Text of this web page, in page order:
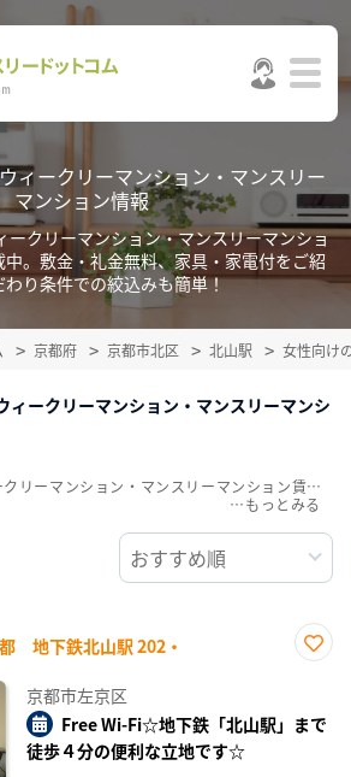
ィークリーマンション・マンスリー
マンション情報
ークリーマンション・マンスリーマンショ
。敷金・礼金無料、家具・家電付をご紹
わり条件での絞込みも簡単！
京都府 京都市北区 北山駅 女性向け
ィークリーマンション・マンスリーマンシ
地下鉄北山駅 202・
録
京都市左京区
Free Wi-Fi☆地下鉄「北山駅」まで
徒歩４分の便利な立地です☆
北山駅/女性向けのウィークリーマンション・マンスリーマンション賃貸物件一覧を掲載中。敷金・礼金無料、家具・家電付をご紹介。こだわり条件での絞込みも簡単！
…